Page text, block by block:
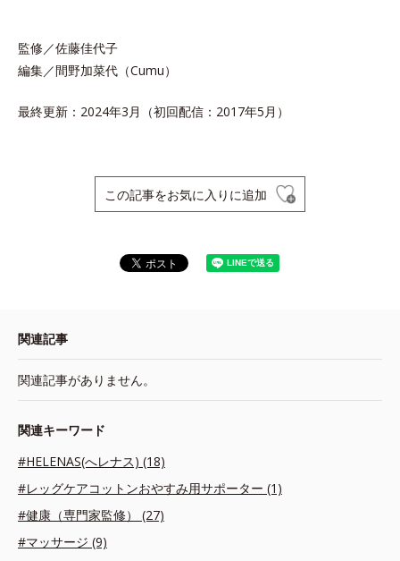
監修／佐藤佳代子
編集／間野加菜代（Cumu）
最終更新：2024年3月（初回配信：2017年5月）
この記事をお気に入りに追加
関連記事
関連記事がありません。
関連キーワード
#HELENAS(へレナス) (18)
#レッグケアコットンおやすみ用サポーター (1)
#健康（専門家監修） (27)
#マッサージ (9)